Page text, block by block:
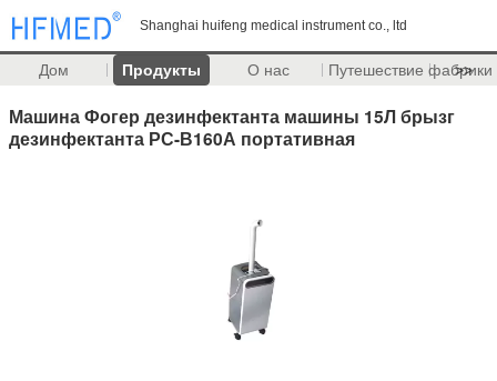
Shanghai huifeng medical instrument co., ltd
Дом Продукты О нас Путешествие фабрики
>>
Машина Фогер дезинфектанта машины 15Л брызг
дезинфектанта РС-В160А портативная